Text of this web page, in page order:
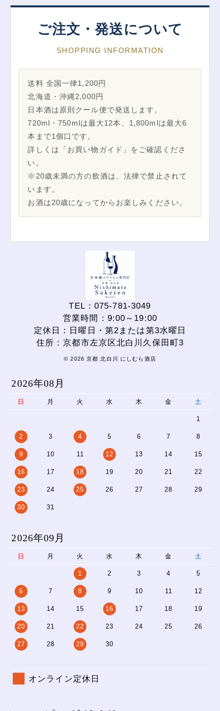
ご注文・発送について
SHOPPING INFORMATION
送料 全国一律1,200円
北海道・沖縄2,000円
日本酒は原則クール便で発送します。
720ml・750mlは最大12本、1,800mlは最大6
本まで1個口です。
詳しくは「お買い物ガイド」をご確認くださ
い。
※20歳未満の方の飲酒は、法律で禁止されて
います。
お酒は20歳になってからお楽しみください。
TEL：075-781-3049
営業時間：9:00～19:00
定休日：日曜日・第2または第3水曜日
住所：京都市左京区北白川久保田町3
© 2026 京都 北白川 にしむら酒店
2026年08月
日 月 火 水 木 金 土
1
2 3 4 5 6 7 8
9 10 11 12 13 14 15
16 17 18 19 20 21 22
23 24 25 26 27 28 29
30 31
2026年09月
日 月 火 水 木 金 土
1 2 3 4 5
6 7 8 9 10 11 12
13 14 15 16 17 18 19
20 21 22 23 24 25 26
27 28 29 30
オンライン定休日